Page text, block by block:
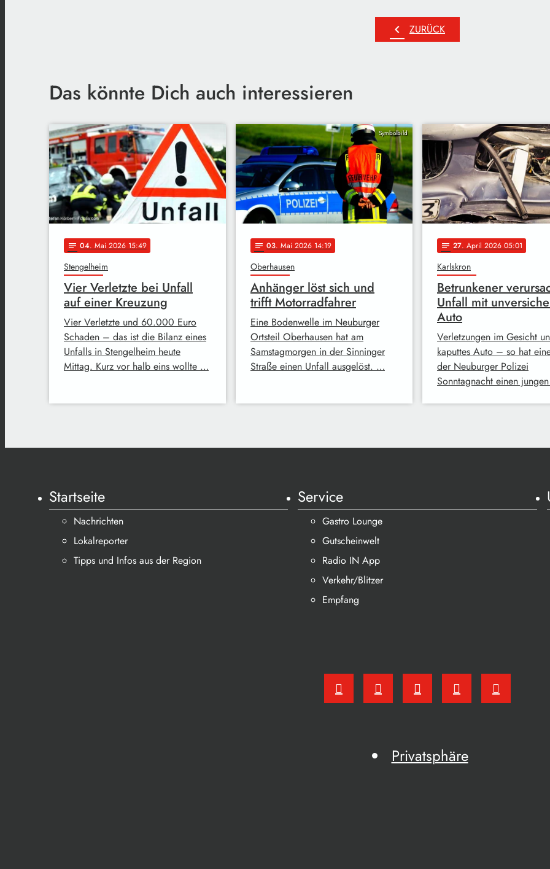
chevron_left ZURÜCK
Das könnte Dich auch interessieren
notes 04. Mai 2026 15:49
Stengelheim
Vier Verletzte bei Unfall
auf einer Kreuzung
Vier Verletzte und 60.000 Euro
Schaden – das ist die Bilanz eines
Unfalls in Stengelheim heute
Mittag. Kurz vor halb eins wollte …
Symbolbild
notes 03. Mai 2026 14:19
Oberhausen
Anhänger löst sich und
trifft Motorradfahrer
Eine Bodenwelle im Neuburger
Ortsteil Oberhausen hat am
Samstagmorgen in der Sinninger
Straße einen Unfall ausgelöst. …
notes 27. April 2026 05:01
Karlskron
Betrunkener
Unfall mit
Auto
Verletzungen im Gesicht
kaputtes Auto – so hat
der Neuburger Polizei
Sonntagnacht einen
Startseite
Nachrichten
Lokalreporter
Tipps und Infos aus der Region
Service
Gastro Lounge
Gutscheinwelt
Radio IN App
Verkehr/Blitzer
Empfang
Privatsphäre